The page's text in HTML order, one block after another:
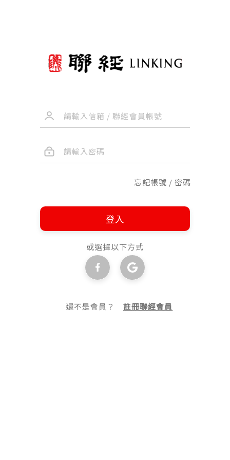
忘記帳號 / 密碼
登入
或選擇以下方式
還不是會員？註冊聯經會員